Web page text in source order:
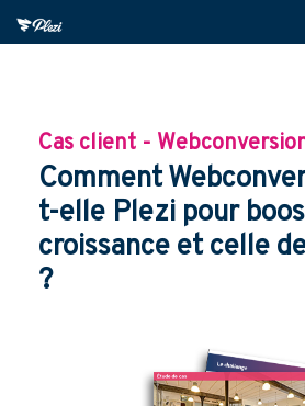
Cas client -
Comment
t-elle Plezi pour
croissance et celle
?